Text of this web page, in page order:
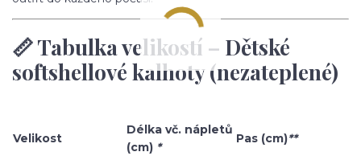
📏 Tabulka velikostí – Dětské
softshellové kalhoty (nezateplené)
Velikost
Délka vč. nápletů
(cm) *
Pas (cm)**